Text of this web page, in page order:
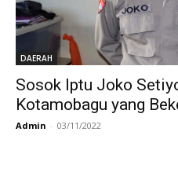
DAERAH
Sosok Iptu Joko
Kotamobagu yang
Admin - 03/11/2022